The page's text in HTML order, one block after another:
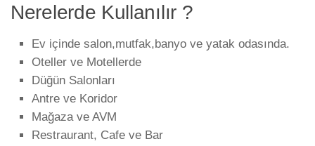
Nerelerde Kullanılır ?
Ev içinde salon,mutfak,banyo ve yatak odasında.
Oteller ve Motellerde
Düğün Salonları
Antre ve Koridor
Mağaza ve AVM
Restraurant, Cafe ve Bar